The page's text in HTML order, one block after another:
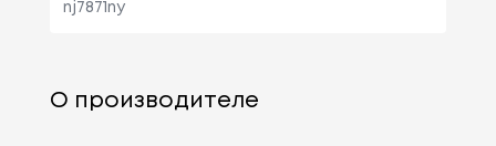
nj7871ny
О производителе